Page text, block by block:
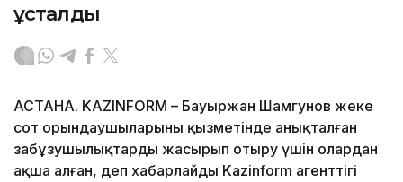
ұсталды
АСТАНА. KAZINFORM – Бауыржан Шамгунов жеке
сот орындаушыларының қызметінде анықталған
заңбұзушылықтарды жасырып отыру үшін олардан
ақша алған, деп хабарлайды Kazinform агенттігі